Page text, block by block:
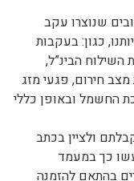
שנוצרו עקב
כגון: בעקבות
השילוח הבינ”ל,
מצב חירום, פגעי מזג
החשמל ובאופן כללי
ולציין בכתב
כך במעמד
בהתאם להזמנה